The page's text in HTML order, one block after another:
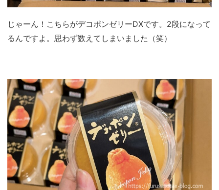
じゃーん！こちらがデコポンゼリーDXです。2段になって
るんですよ。思わず数えてしまいました（笑）